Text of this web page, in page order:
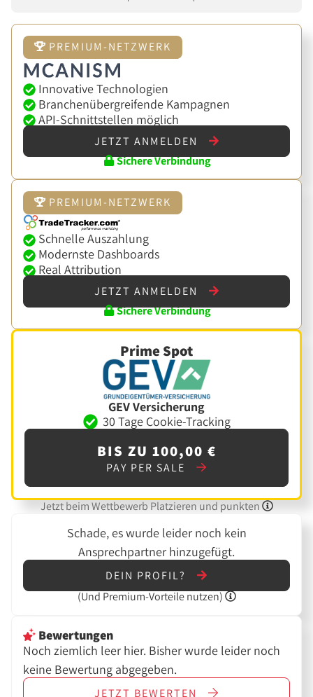
PREMIUM-NETZWERK
Innovative Technologien
Branchenübergreifende Kampagnen
API-Schnittstellen möglich
JETZT ANMELDEN
Sichere Verbindung
PREMIUM-NETZWERK
Schnelle Auszahlung
Modernste Dashboards
Real Attribution
JETZT ANMELDEN
Sichere Verbindung
Prime Spot
GEV Versicherung
30 Tage Cookie-Tracking
BIS ZU 100,00 €
PAY PER SALE
Jetzt beim Wettbewerb Platzieren und punkten
Schade, es wurde leider noch kein
Ansprechpartner hinzugefügt.
DEIN PROFIL?
(Und Premium-Vorteile nutzen)
Bewertungen
Noch ziemlich leer hier. Bisher wurde leider noch
keine Bewertung abgegeben.
JETZT BEWERTEN